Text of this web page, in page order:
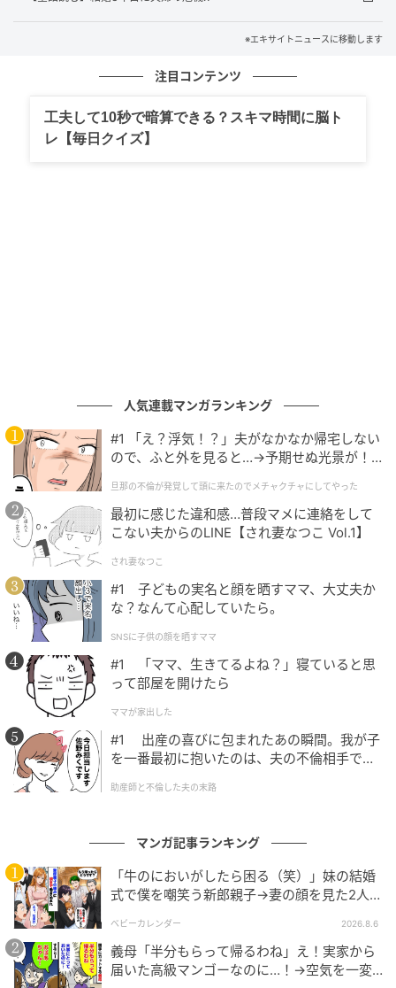
エキサイトニュース
愛華の家で二人で飲んだあと…!?
※エキサイトニュースに移動します
注目コンテンツ
工夫して10秒で暗算できる？スキマ時間に脳ト
レ【毎日クイズ】
人気連載マンガランキング
#1 「え？浮気！？」夫がなかなか帰宅しない
ので、ふと外を見ると…→予期せぬ光景が！
クチャにしてやった
旦那の不倫が発覚して頭に来たのでメチャクチャにしてやった
最初に感じた違和感…普段マメに連絡をして
こない夫からのLINE【され妻なつこ Vol.1】
され妻なつこ
#1 子どもの実名と顔を晒すママ、大丈夫か
な？なんて心配していたら。
SNSに子供の顔を晒すママ
#1 「ママ、生きてるよね？」寝ていると思
って部屋を開けたら
ママが家出した
#1 出産の喜びに包まれたあの瞬間。我が子
を一番最初に抱いたのは、夫の不倫相手でし
助産師と不倫した夫の末路
マンガ記事ランキング
「牛のにおいがしたら困る（笑）」妹の結婚
式で僕を嘲笑う新郎親子→妻の顔を見た2人が
ベビーカレンダー 2026.8.6
義母「半分もらって帰るわね」え！実家から
届いた高級マンゴーなのに…！→空気を一変